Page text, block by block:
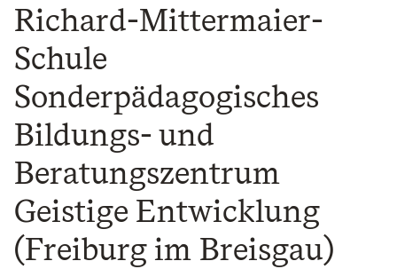
Richard-Mittermaier-
Schule
Sonderpädagogisches
Bildungs- und
Beratungszentrum
Geistige Entwicklung
(Freiburg im Breisgau)